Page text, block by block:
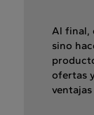
Al final,
sino
ofertas